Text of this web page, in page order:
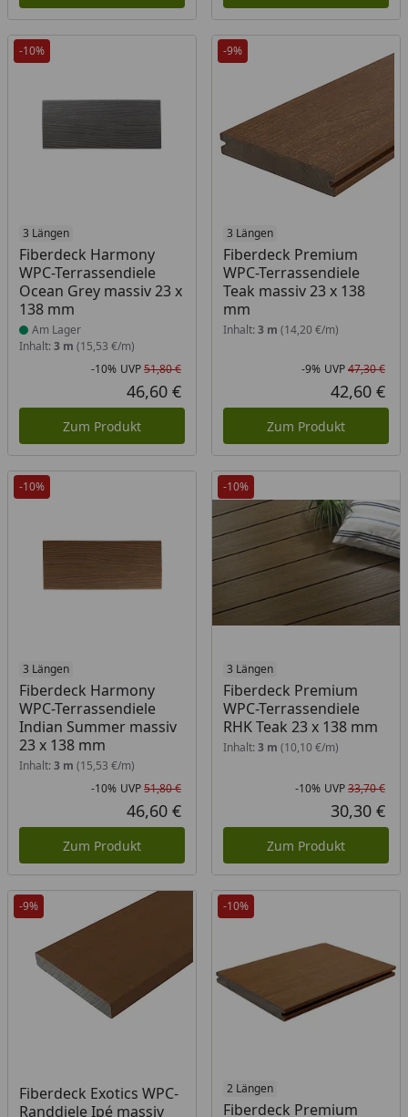
-10%
3 Längen
Fiberdeck Harmony
WPC-Terrassendiele
Ocean Grey massiv 23 x
138 mm
Produkt am Lager
Am Lager
Inhalt: 3 m (15,53 €/m)
Rabatt in Prozent
-10%
Ursprünglicher Preis
UVP51,80 €
Aktueller Preis
46,60 €
Zum Produkt
-9%
3 Längen
Fiberdeck Premium
WPC-Terrassendiele
Teak massiv 23 x 138
mm
Inhalt: 3 m (14,20 €/m)
-9% UVP47,30 €
42,60 €
Zum Produkt
-10%
3 Längen
Fiberdeck Harmony
WPC-Terrassendiele
Indian Summer massiv
23 x 138 mm
Inhalt: 3 m (15,53 €/m)
Rabatt in Prozent
-10%
Ursprünglicher Preis
UVP51,80 €
Aktueller Preis
46,60 €
Zum Produkt
-10%
3 Längen
Fiberdeck Premium
WPC-Terrassendiele
RHK Teak 23 x 138 mm
Inhalt: 3 m (10,10 €/m)
-10% UVP33,70 €
30,30 €
Zum Produkt
-9%
Fiberdeck Exotics WPC-
Randdiele Ipé massiv
Produkt am Lager
-10%
2 Längen
Fiberdeck Premium
Produkt am Lager